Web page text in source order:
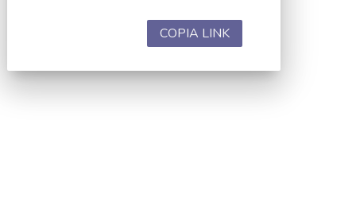
COPIA LINK